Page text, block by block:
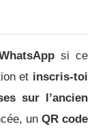
si ce
et inscris-toi
sur l’ancien
un QR code